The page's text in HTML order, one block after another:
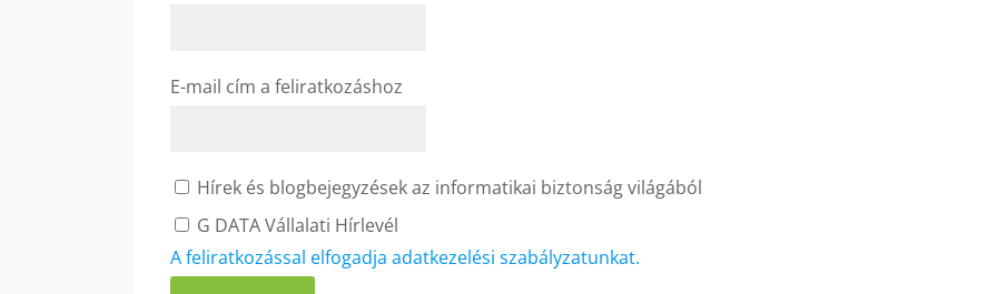
E-mail cím a feliratkozáshoz
Hírek és blogbejegyzések az informatikai biztonság világából
G DATA Vállalati Hírlevél
A feliratkozással elfogadja adatkezelési szabályzatunkat.